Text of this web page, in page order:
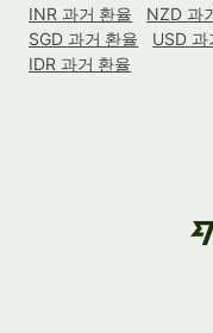
INR 과거 환율
NZD 과
SGD 과거 환율
USD 과
IDR 과거 환율